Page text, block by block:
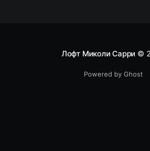
Лофт Миколи Сарри ©
Powered by Ghost